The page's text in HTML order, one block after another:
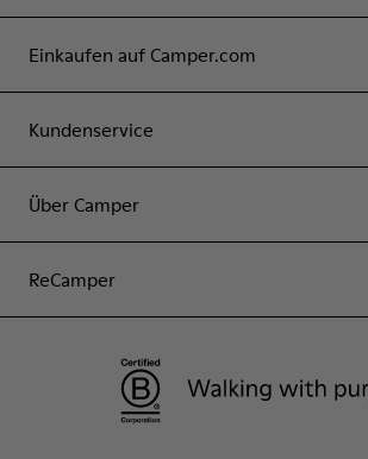
Einkaufen auf Camper.com
Kundenservice
Über Camper
ReCamper